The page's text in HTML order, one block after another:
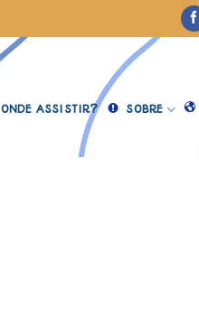
ONDE ASSISTIR? SOBRE